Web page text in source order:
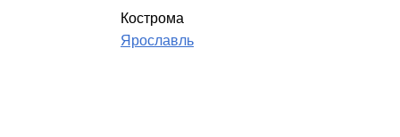
Кострома
Ярославль